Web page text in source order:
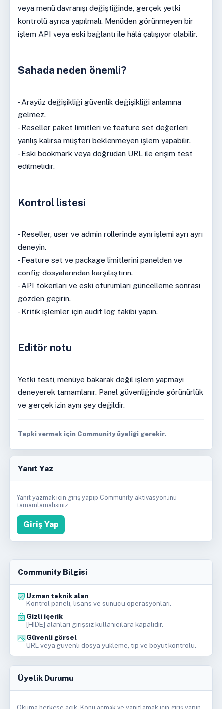
veya menü davranışı değiştiğinde, gerçek yetki
kontrolü ayrıca yapılmalı. Menüden görünmeyen bir
işlem API veya eski bağlantı ile hâlâ çalışıyor olabilir.
Sahada neden önemli?
- Arayüz değişikliği güvenlik değişikliği anlamına
gelmez.
- Reseller paket limitleri ve feature set değerleri
yanlış kalırsa müşteri beklenmeyen işlem yapabilir.
- Eski bookmark veya doğrudan URL ile erişim test
edilmelidir.
Kontrol listesi
- Reseller, user ve admin rollerinde aynı işlemi ayrı ayrı
deneyin.
- Feature set ve package limitlerini panelden ve
config dosyalarından karşılaştırın.
- API tokenları ve eski oturumları güncelleme sonrası
gözden geçirin.
- Kritik işlemler için audit log takibi yapın.
Editör notu
Yetki testi, menüye bakarak değil işlem yapmayı
deneyerek tamamlanır. Panel güvenliğinde görünürlük
ve gerçek izin aynı şey değildir.
Tepki vermek için Community üyeliği gerekir.
Yanıt Yaz
Yanıt yazmak için giriş yapıp Community aktivasyonunu
tamamlamalısınız.
Giriş Yap
Community Bilgisi
Uzman teknik alan
Kontrol paneli, lisans ve sunucu operasyonları.
Gizli içerik
[HIDE] alanları girişsiz kullanıcılara kapalıdır.
Güvenli görsel
URL veya güvenli dosya yükleme, tip ve boyut kontrolü.
Üyelik Durumu
Okuma herkese açık. Konu açmak ve yanıtlamak için giriş yapın.